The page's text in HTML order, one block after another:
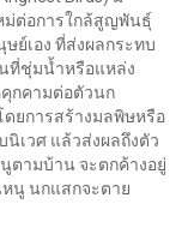
ม่ต่อการใกล้สูญพันธุ์
ย์เอง ที่ส่งผลกระทบ
นที่ชุ่มน้ำหรือแหล่ง
คุกคามต่อตัวนก
ดยการสร้างมลพิษหรือ
นิเวศ แล้วส่งผลถึงตัว
ตามบ้าน จะตกค้างอยู่
นู นกแสกจะตาย